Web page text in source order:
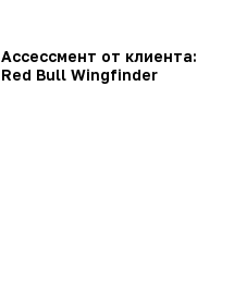
Ассессмент от клиента:
Red Bull Wingfinder